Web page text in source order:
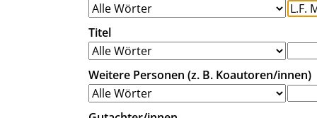
Titel
Weitere Personen (z. B. Koautoren/innen)